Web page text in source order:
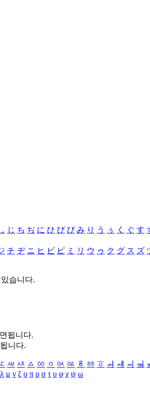
じ ち ぢ に ひ び ぴ み り う ぅ く ぐ す
チ ヂ ニ ヒ ビ ピ ミ リ ウ ゥ ク グ ス ズ
습니다.
됩니다.
니다.
ㅽ ㅾ ㅿ ㆀ ㆁ ㆂ ㆃ ㆄ ㆅ ㆆ ㆇ ㆈ ㆉ ㆊ
λ μ ν ξ ο π ρ σ τ υ φ χ ψ ω